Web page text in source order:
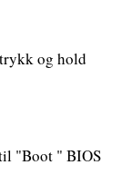
og hold
"Boot " BIOS